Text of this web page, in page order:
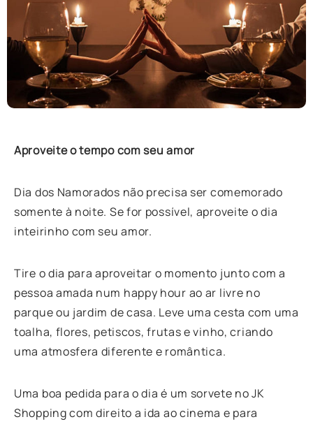
Aproveite o tempo com seu amor
Dia dos Namorados não precisa ser comemorado
somente à noite. Se for possível, aproveite o dia
inteirinho com seu amor.
Tire o dia para aproveitar o momento junto com a
pessoa amada num happy hour ao ar livre no
parque ou jardim de casa. Leve uma cesta com uma
toalha, flores, petiscos, frutas e vinho, criando
uma atmosfera diferente e romântica.
Uma boa pedida para o dia é um sorvete no JK
Shopping com direito a ida ao cinema e para